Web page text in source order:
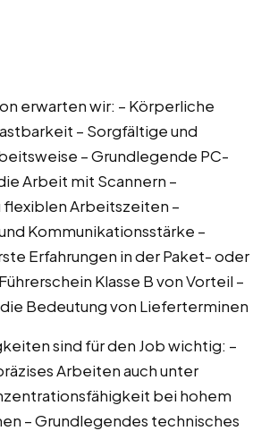
erwarten wir: – Körperliche
– Sorgfältige und
– Grundlegende PC-
Arbeit mit Scannern –
Arbeitszeiten –
Kommunikationsstärke –
Erfahrungen in der Paket- oder
Klasse B von Vorteil –
Bedeutung von Lieferterminen
sind für den Job wichtig: –
Arbeiten auch unter
bei hohem
– Grundlegendes technisches